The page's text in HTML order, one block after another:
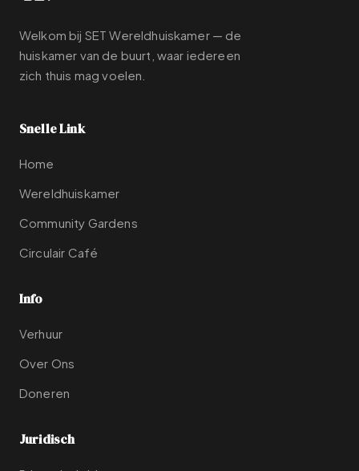
Welkom bij SET Wereldhuiskamer — de
huiskamer van de buurt, waar iedereen
zich thuis mag voelen.
Snelle Link
Home
Wereldhuiskamer
Community Gardens
Circulair Café
Info
Verhuur
Over Ons
Doneren
Juridisch